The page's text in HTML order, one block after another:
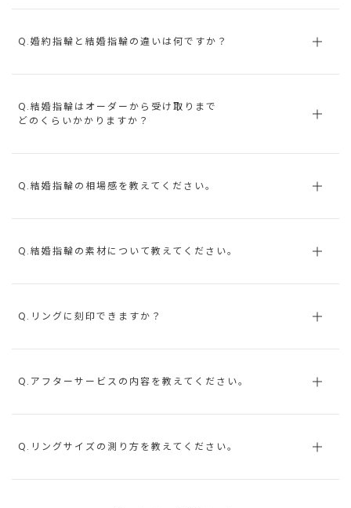
Q.婚約指輪と結婚指輪の違いは何ですか？
Q.結婚指輪はオーダーから受け取りまで
どのくらいかかりますか？
Q.結婚指輪の相場感を教えてください。
Q.結婚指輪の素材について教えてください。
Q.リングに刻印できますか？
Q.アフターサービスの内容を教えてください。
Q.リングサイズの測り方を教えてください。